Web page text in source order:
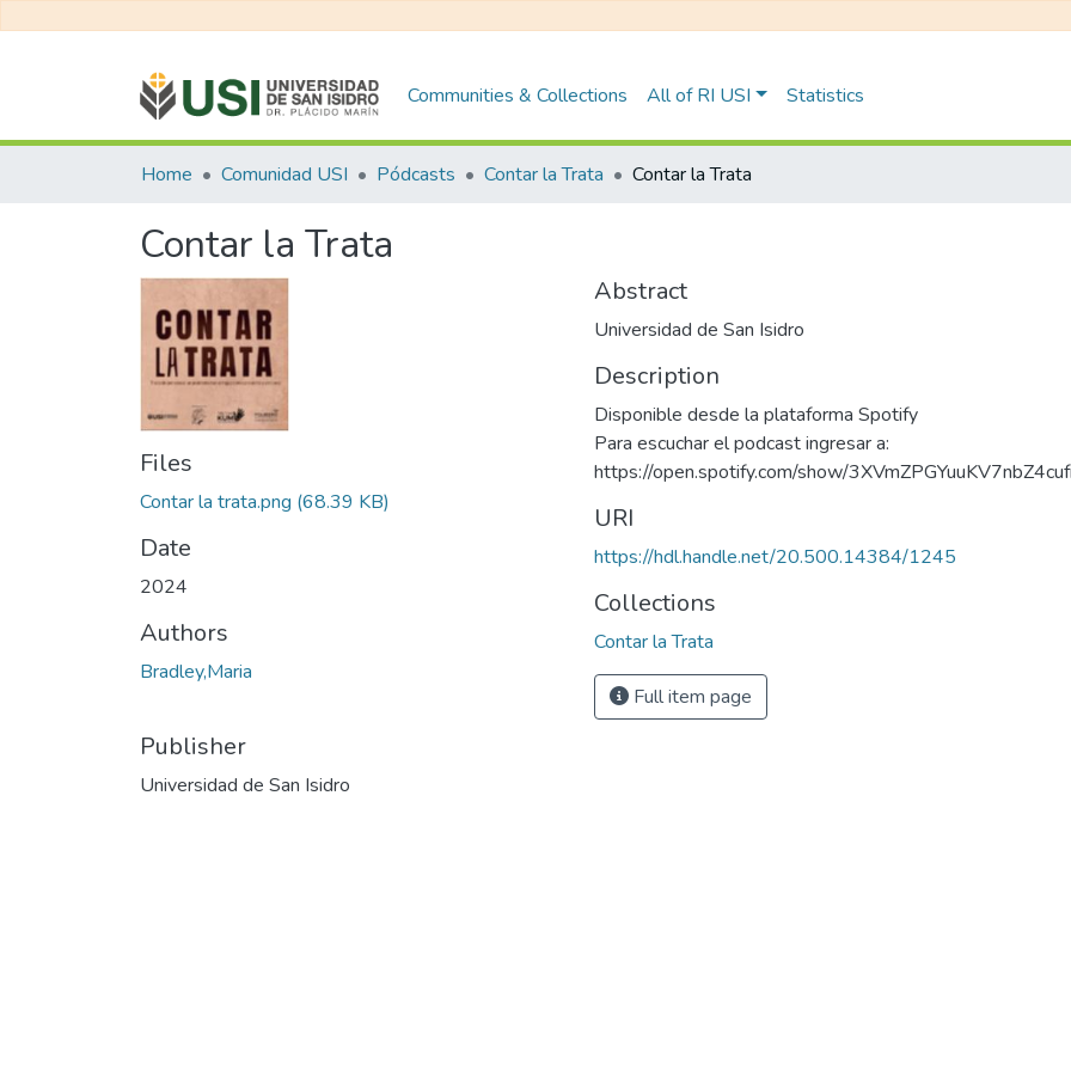
Communities & Collections All of RI USI Statistics
Home Comunidad USI Pódcasts Contar la Trata Contar la Trata
Contar la Trata
Files
Contar la trata.png (68.39 KB)
Date
2024
Authors
Bradley,Maria
Publisher
Universidad de San Isidro
Abstract
Universidad de San Isidro
Description
Disponible desde la plataforma Spotify
Para escuchar el podcast ingresar a:
https://open.spotify.com/show/
URI
https://hdl.handle.net/20.500.14384/1245
Collections
Contar la Trata
Full item page